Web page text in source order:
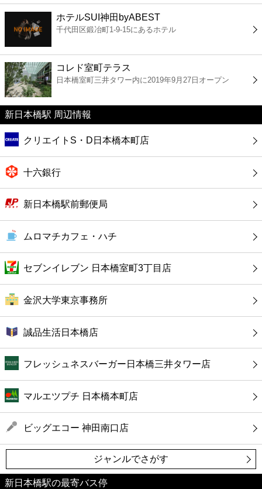
ファミレス
ファーストフード
カフェ
ショッピング
銀行
ホテルSUI神田byABEST
千代田区鍛冶町1-9-15にあるホテル
コレド室町テラス
日本橋室町三井タワー内に2019年9月27日オープン
新日本橋駅 周辺情報
クリエイトS・D日本橋本町店
十六銀行
新日本橋駅前郵便局
ムロマチカフェ・ハチ
セブンイレブン 日本橋室町3丁目店
金沢大学東京事務所
誠品生活日本橋店
フレッシュネスバーガー日本橋三井タワー店
マルエツプチ 日本橋本町店
ビッグエコー 神田南口店
ジャンルでさがす
新日本橋駅の最寄バス停